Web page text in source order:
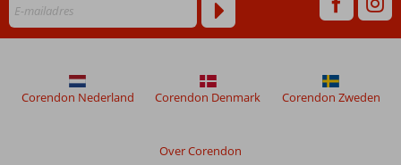
verblijf
in
Over Corendon
Corendon Nederland Corendon Denmark Corendon Zweden